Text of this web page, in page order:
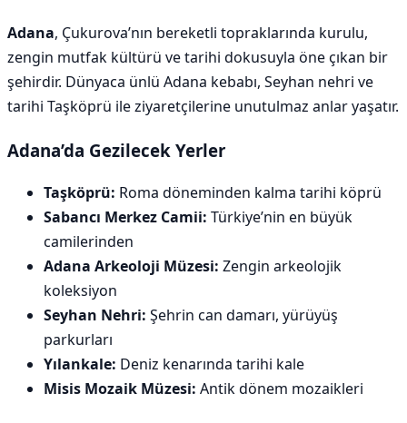
Adana, Çukurova’nın bereketli topraklarında kurulu,
zengin mutfak kültürü ve tarihi dokusuyla öne çıkan bir
şehirdir. Dünyaca ünlü Adana kebabı, Seyhan nehri ve
tarihi Taşköprü ile ziyaretçilerine unutulmaz anlar yaşatır.
Adana’da Gezilecek Yerler
Taşköprü: Roma döneminden kalma tarihi köprü
Sabancı Merkez Camii: Türkiye’nin en büyük
camilerinden
Adana Arkeoloji Müzesi: Zengin arkeolojik
koleksiyon
Seyhan Nehri: Şehrin can damarı, yürüyüş
parkurları
Yılankale: Deniz kenarında tarihi kale
Misis Mozaik Müzesi: Antik dönem mozaikleri